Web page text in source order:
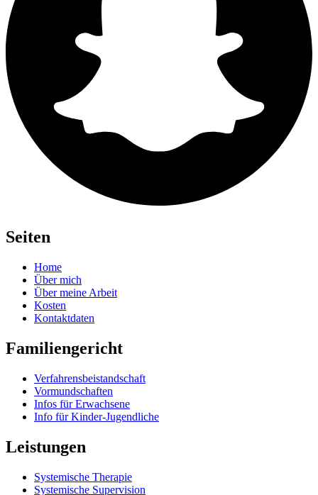
Seiten
Home
Über mich
Über meine Arbeit
Kosten
Kontaktdaten
Familiengericht
Verfahrensbeistandschaft
Vormundschaften
Infos für Erwachsene
Info für Kinder-Jugendliche
Leistungen
Systemische Therapie
Systemische Supervision